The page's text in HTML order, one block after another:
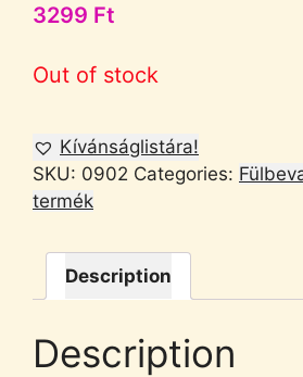
3299 Ft
Out of stock
Kívánságlistára!
SKU: 0902 Categories:
termék
Description
Description